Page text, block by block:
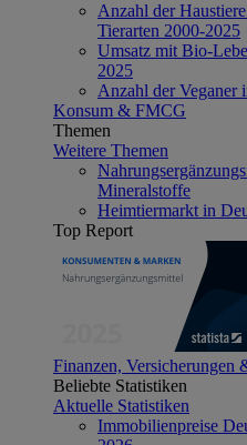
Anzahl der
Tierarten 2000-2025
Umsatz mit Bio-
2025
Anzahl der Veganer
Konsum & FMCG
Themen
Weitere Themen
Mineralstoffe
Heimtiermarkt in
Top Report
Finanzen, Versicherungen
Beliebte Statistiken
Aktuelle Statistiken
Immobilienpreise